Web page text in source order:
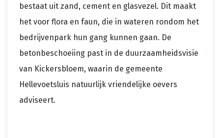
bestaat uit zand, cement en glasvezel. Dit maakt
het voor flora en faun, die in wateren rondom het
bedrijvenpark hun gang kunnen gaan. De
betonbeschoeiing past in de duurzaamheidsvisie
van Kickersbloem, waarin de gemeente
Hellevoetsluis natuurlijk vriendelijke oevers
adviseert.